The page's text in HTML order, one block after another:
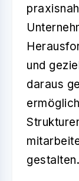
und
daraus
gestalten.